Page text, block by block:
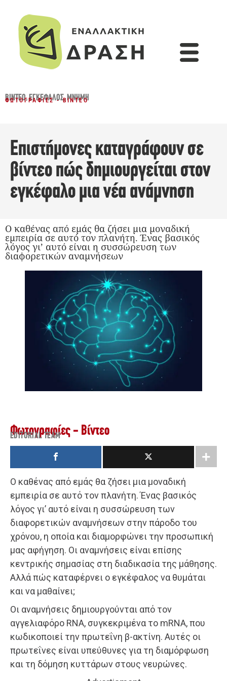
ΒΊΝΤΕΟ,ΕΓΚΈΦΑΛΟΣ,ΜΝΉΜΗ
ΦΩΤΟΓΡΑΦΊΕΣ - ΒΊΝΤΕΟ
Επιστήμονες καταγράφουν σε
βίντεο πώς δημιουργείται στον
εγκέφαλο μια νέα ανάμνηση
Ο καθένας από εμάς θα ζήσει μια μοναδική
εμπειρία σε αυτό τον πλανήτη. Ένας βασικός
λόγος γι’ αυτό είναι η συσσώρευση των
διαφορετικών αναμνήσεων
Φωτογραφίες - Βίντεο
EDITORIAL TEAM
Ο καθένας από εμάς θα ζήσει μια μοναδική
εμπειρία σε αυτό τον πλανήτη. Ένας βασικός
λόγος γι’ αυτό είναι η συσσώρευση των
διαφορετικών αναμνήσεων στην πάροδο του
χρόνου, η οποία και διαμορφώνει την προσωπική
μας αφήγηση. Οι αναμνήσεις είναι επίσης
κεντρικής σημασίας στη διαδικασία της μάθησης.
Αλλά πώς καταφέρνει ο εγκέφαλος να θυμάται
και να μαθαίνει;
Οι αναμνήσεις δημιουργούνται από τον
αγγελιαφόρο RNA, συγκεκριμένα το mRNA, που
κωδικοποιεί την πρωτεΐνη β-ακτίνη. Αυτές οι
πρωτεΐνες είναι υπεύθυνες για τη διαμόρφωση
και τη δόμηση κυττάρων στους νευρώνες.